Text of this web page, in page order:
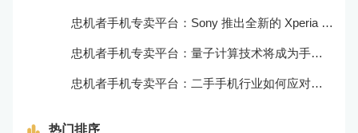
忠机者手机专卖平台：Sony 推出全新的 Xperia 1 III 手机，展现出卓越的技术和品质
忠机者手机专卖平台：量子计算技术将成为手机行业的新的发展方向
忠机者手机专卖平台：二手手机行业如何应对生态系统的要求
热门排序